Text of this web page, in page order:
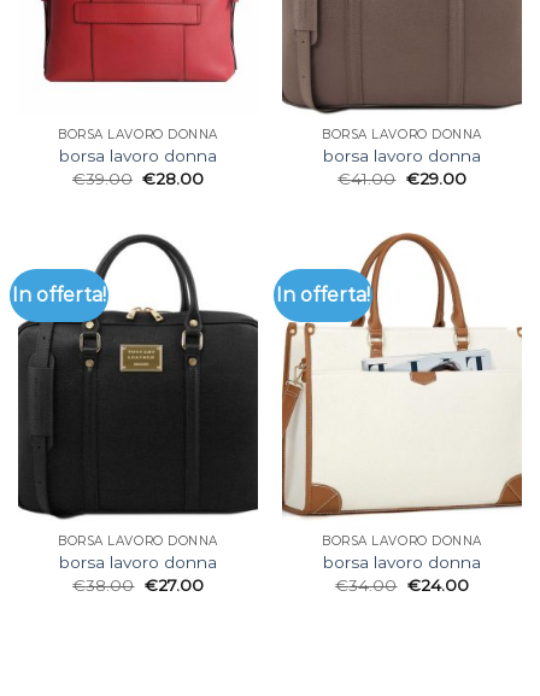
BORSA LAVORO DONNA
borsa lavoro donna
€39.00 €28.00
BORSA LAVORO DONNA
borsa lavoro donna
€41.00 €29.00
In offerta!
BORSA LAVORO DONNA
borsa lavoro donna
€38.00 €27.00
In offerta!
BORSA LAVORO DONNA
borsa lavoro donna
€34.00 €24.00